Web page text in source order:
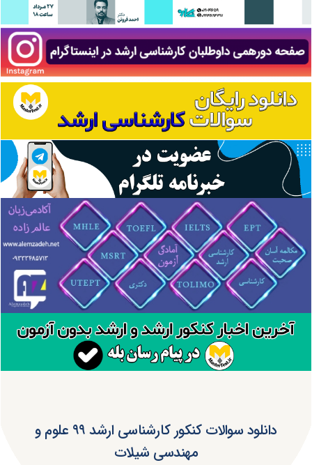
دانلود سوالات کنکور کارشناسی ارشد ۹۹ علوم و
مهندسی شیلات